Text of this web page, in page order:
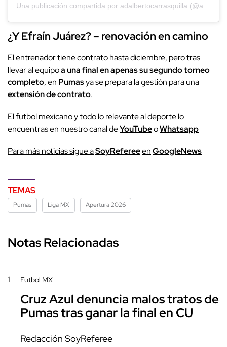
¿Y Efraín Juárez? – renovación en camino
El entrenador tiene contrato hasta diciembre, pero tras
llevar al equipoa una final en apenas su segundo torneo
completo, en Pumasya se prepara la gestión para una
extensión de contrato.
El futbol mexicano y todo lo relevante al deporte lo
encuentras en nuestro canal deYouTubeoWhatsapp
Para más noticias sigue aSoyRefereeenGoogleNews
TEMAS
Pumas Liga MX Apertura 2026
Notas Relacionadas
1 Futbol MX
Cruz Azul denuncia malos tratos de
Pumas tras ganar la final en CU
Redacción SoyReferee